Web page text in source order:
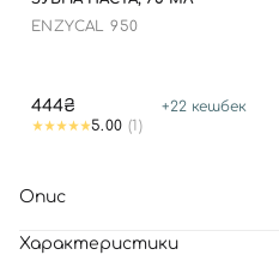
ENZYCAL 950
444₴ +22 кешбек
5.00 (1)
Опис
Характеристики